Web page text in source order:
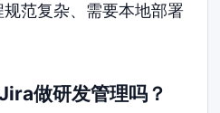
范复杂、需要本地部署
做研发管理吗？